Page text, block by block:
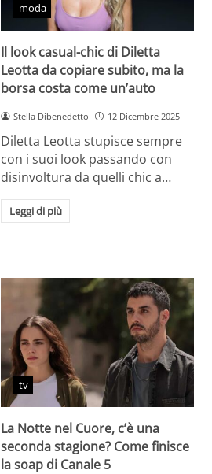
moda
Il look casual-chic di Diletta
Leotta da copiare subito, ma la
borsa costa come un’auto
Stella Dibenedetto 12 Dicembre 2025
Diletta Leotta stupisce sempre
con i suoi look passando con
disinvoltura da quelli chic a…
Leggi di più
tv
La Notte nel Cuore, c’è una
seconda stagione? Come finisce
la soap di Canale 5